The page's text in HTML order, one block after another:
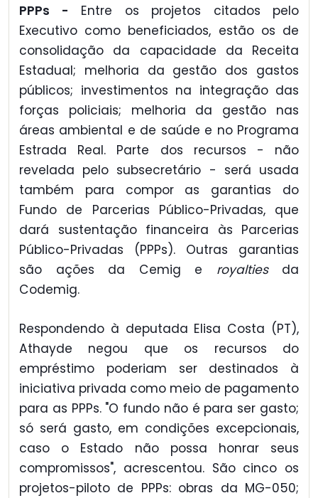
PPPs - Entre os projetos citados pelo
Executivo como beneficiados, estão os de
consolidação da capacidade da Receita
Estadual; melhoria da gestão dos gastos
públicos; investimentos na integração das
forças policiais; melhoria da gestão nas
áreas ambiental e de saúde e no Programa
Estrada Real. Parte dos recursos - não
revelada pelo subsecretário - será usada
também para compor as garantias do
Fundo de Parcerias Público-Privadas, que
dará sustentação financeira às Parcerias
Público-Privadas (PPPs). Outras garantias
são ações da Cemig e royaltiesda
Codemig.
Respondendo à deputada Elisa Costa (PT),
Athayde negou que os recursos do
empréstimo poderiam ser destinados à
iniciativa privada como meio de pagamento
para as PPPs. "O fundo não é para ser gasto;
só será gasto, em condições excepcionais,
caso o Estado não possa honrar seus
compromissos", acrescentou. São cinco os
projetos-piloto de PPPs: obras da MG-050;